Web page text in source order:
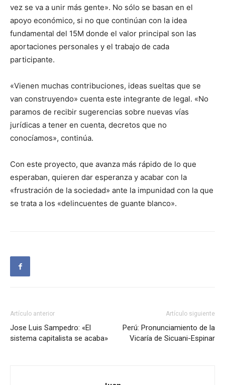
vez se va a unir más gente». No sólo se basan en el
apoyo económico, si no que continúan con la idea
fundamental del 15M donde el valor principal son las
aportaciones personales y el trabajo de cada
participante.
«Vienen muchas contribuciones, ideas sueltas que se
van construyendo» cuenta este integrante de legal. «No
paramos de recibir sugerencias sobre nuevas vías
jurídicas a tener en cuenta, decretos que no
conocíamos», continúa.
Con este proyecto, que avanza más rápido de lo que
esperaban, quieren dar esperanza y acabar con la
«frustración de la sociedad» ante la impunidad con la que
se trata a los «delincuentes de guante blanco».
Artículo anterior
Jose Luis Sampedro: «El
sistema capitalista se acaba»
Artículo siguiente
Perú: Pronunciamiento de la
Vicaría de Sicuani-Espinar